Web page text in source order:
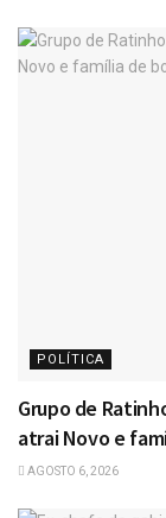
POLÍTICA
Grupo de
atrai Novo e
AGOSTO 6, 2026